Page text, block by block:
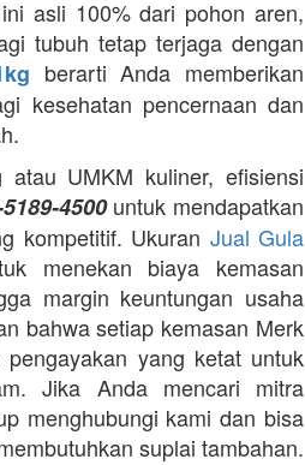
asli 100% dari pohon aren,
tubuh tetap terjaga dengan
berarti Anda memberikan
kesehatan pencernaan dan
UMKM kuliner, efisiensi
4500untuk mendapatkan
kompetitif. Ukuran Jual Gula
menekan biaya kemasan
margin keuntungan usaha
bahwa setiap kemasan Merk
yang ketat untuk
Jika Anda mencari mitra
menghubungi kami dan bisa
suplai tambahan.